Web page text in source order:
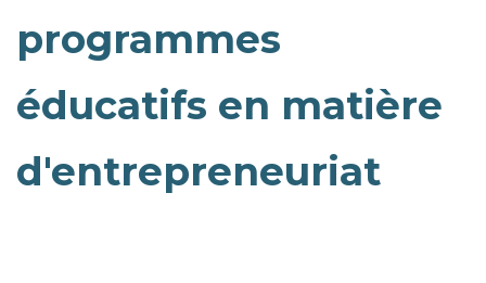
programmes
éducatifs en matière
d'entrepreneuriat